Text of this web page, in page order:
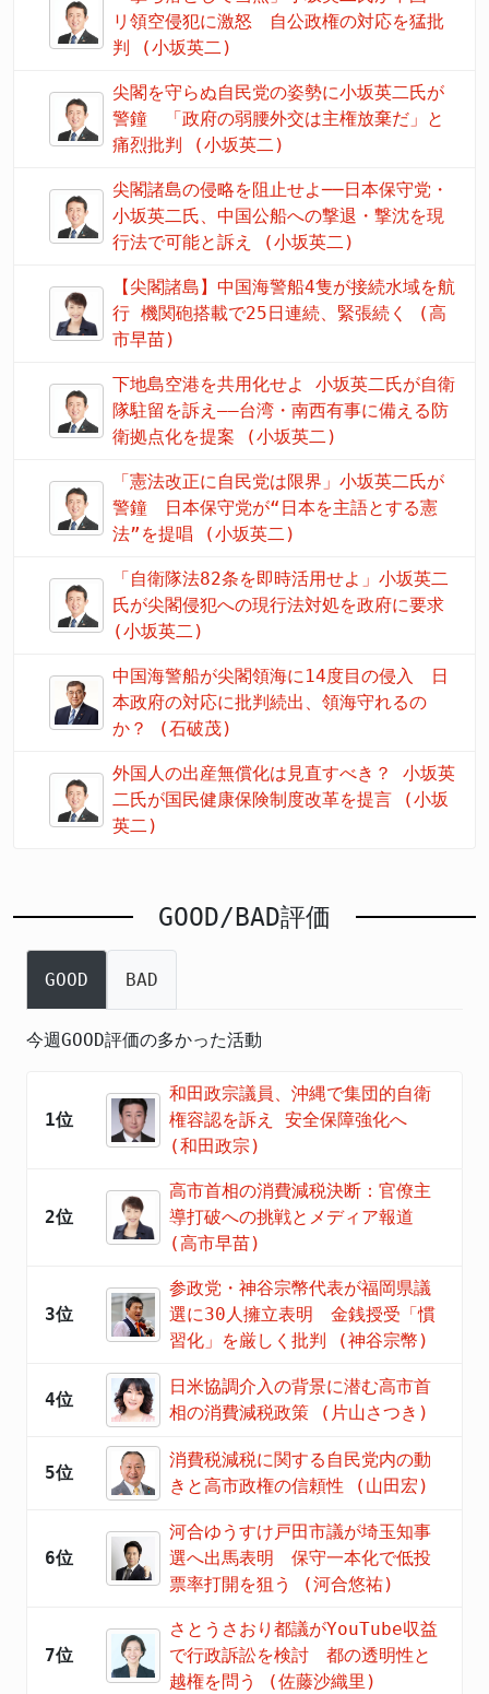
リ領空侵犯に激怒 自公政権の対応を猛批
判 (小坂英二)
尖閣を守らぬ自民党の姿勢に小坂英二氏が
警鐘 「政府の弱腰外交は主権放棄だ」と
痛烈批判 (小坂英二)
尖閣諸島の侵略を阻止せよ──日本保守党・
小坂英二氏、中国公船への撃退・撃沈を現
行法で可能と訴え (小坂英二)
【尖閣諸島】中国海警船4隻が接続水域を航
行 機関砲搭載で25日連続、緊張続く (高
市早苗)
下地島空港を共用化せよ 小坂英二氏が自衛
隊駐留を訴え――台湾・南西有事に備える防
衛拠点化を提案 (小坂英二)
「憲法改正に自民党は限界」小坂英二氏が
警鐘 日本保守党が“日本を主語とする憲
法”を提唱 (小坂英二)
「自衛隊法82条を即時活用せよ」小坂英二
氏が尖閣侵犯への現行法対処を政府に要求
(小坂英二)
中国海警船が尖閣領海に14度目の侵入 日
本政府の対応に批判続出、領海守れるの
か？ (石破茂)
外国人の出産無償化は見直すべき？ 小坂英
二氏が国民健康保険制度改革を提言 (小坂
英二)
GOOD/BAD評価
GOOD BAD
今週GOOD評価の多かった活動
1位
和田政宗議員、沖縄で集団的自衛
権容認を訴え 安全保障強化へ
(和田政宗)
2位
高市首相の消費減税決断：官僚主
導打破への挑戦とメディア報道
(高市早苗)
3位
参政党・神谷宗幣代表が福岡県議
選に30人擁立表明 金銭授受「慣
習化」を厳しく批判 (神谷宗幣)
4位
日米協調介入の背景に潜む高市首
相の消費減税政策 (片山さつき)
5位
消費税減税に関する自民党内の動
きと高市政権の信頼性 (山田宏)
6位
河合ゆうすけ戸田市議が埼玉知事
選へ出馬表明 保守一本化で低投
票率打開を狙う (河合悠祐)
7位
さとうさおり都議がYouTube収益
で行政訴訟を検討 都の透明性と
越権を問う (佐藤沙織里)